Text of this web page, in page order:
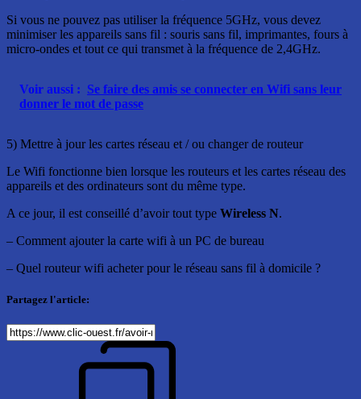
Si vous ne pouvez pas utiliser la fréquence 5GHz, vous devez
minimiser les appareils sans fil : souris sans fil, imprimantes, fours à
micro-ondes et tout ce qui transmet à la fréquence de 2,4GHz.
Voir aussi : Se faire des amis se connecter en Wifi sans leur
donner le mot de passe
5) Mettre à jour les cartes réseau et / ou changer de routeur
Le Wifi fonctionne bien lorsque les routeurs et les cartes réseau des
appareils et des ordinateurs sont du même type.
A ce jour, il est conseillé d’avoir tout type Wireless N.
– Comment ajouter la carte wifi à un PC de bureau
– Quel routeur wifi acheter pour le réseau sans fil à domicile ?
Partagez l'article: